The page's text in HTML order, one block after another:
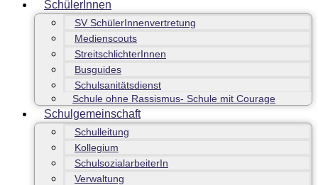
SchülerInnen
SV SchülerInnenvertretung
Medienscouts
StreitschlichterInnen
Busguides
Schulsanitätsdienst
Schule ohne Rassismus- Schule mit Courage
Schulgemeinschaft
Schulleitung
Kollegium
SchulsozialarbeiterIn
Verwaltung